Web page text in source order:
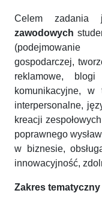
Celem zadania
zawodowych
gospodarczej,
reklamowe, blogi
komunikacyjne,
interpersonalne,
kreacji
poprawnego
w biznesie,
innowacyjność,
Zakres